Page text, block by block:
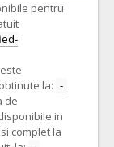
pentru
la: -
de
in
complet la